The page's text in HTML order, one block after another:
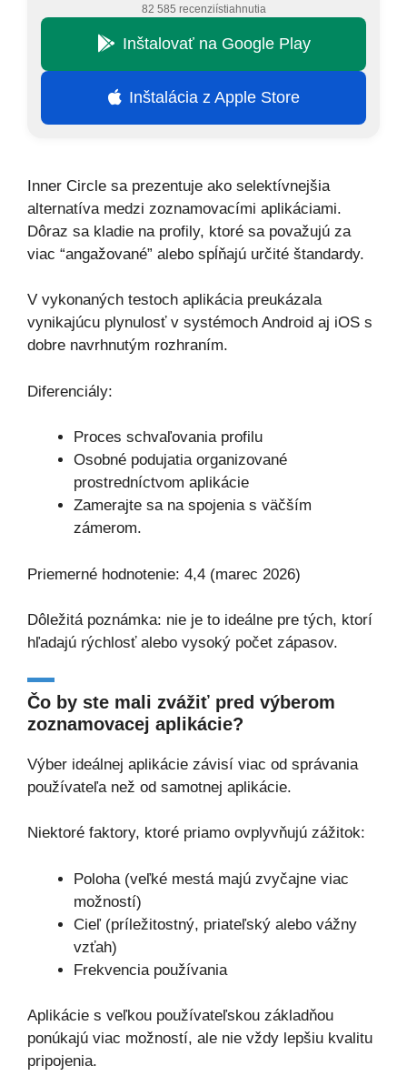
82 585 recenziístiahnutia
Inštalovať na Google Play
Inštalácia z Apple Store
Inner Circle sa prezentuje ako selektívnejšia
alternatíva medzi zoznamovacími aplikáciami.
Dôraz sa kladie na profily, ktoré sa považujú za
viac “angažované” alebo spĺňajú určité štandardy.
V vykonaných testoch aplikácia preukázala
vynikajúcu plynulosť v systémoch Android aj iOS s
dobre navrhnutým rozhraním.
Diferenciály:
Proces schvaľovania profilu
Osobné podujatia organizované
prostredníctvom aplikácie
Zamerajte sa na spojenia s väčším
zámerom.
Priemerné hodnotenie: 4,4 (marec 2026)
Dôležitá poznámka: nie je to ideálne pre tých, ktorí
hľadajú rýchlosť alebo vysoký počet zápasov.
Čo by ste mali zvážiť pred výberom
zoznamovacej aplikácie?
Výber ideálnej aplikácie závisí viac od správania
používateľa než od samotnej aplikácie.
Niektoré faktory, ktoré priamo ovplyvňujú zážitok:
Poloha (veľké mestá majú zvyčajne viac
možností)
Cieľ (príležitostný, priateľský alebo vážny
vzťah)
Frekvencia používania
Aplikácie s veľkou používateľskou základňou
ponúkajú viac možností, ale nie vždy lepšiu kvalitu
pripojenia.